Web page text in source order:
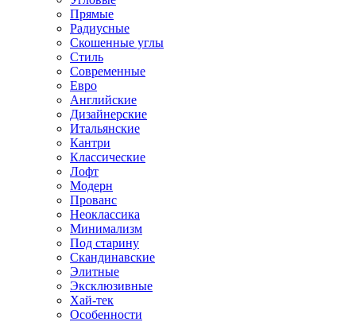
Прямые
Радиусные
Скошенные углы
Стиль
Современные
Евро
Английские
Дизайнерские
Итальянские
Кантри
Классические
Лофт
Модерн
Прованс
Неоклассика
Минимализм
Под старину
Скандинавские
Элитные
Эксклюзивные
Хай-тек
Особенности